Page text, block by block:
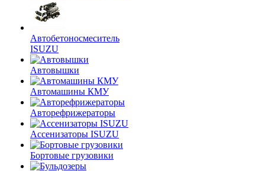
Автобетоносмеситель
ISUZU
Автовышки
Автомашины КМУ
Авторефрижераторы
Ассенизаторы ISUZU
Бортовые грузовики